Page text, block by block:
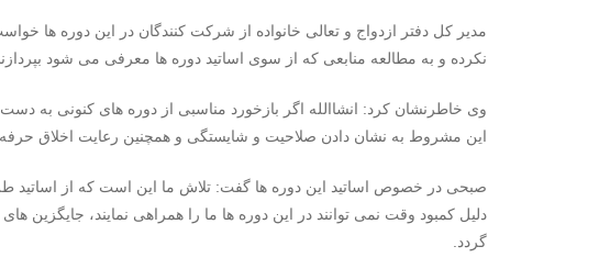
نکرده و به مطالعه منابعی که از سوی اساتید دوره ها معرفی می شود
وی خاطرنشان کرد: انشاالله اگر بازخورد مناسبی از دوره های کنونی به
این مشروط به نشان دادن صلاحیت و شایستگی و همچنین رعایت اخلاق
صبحی در خصوص اساتید این دوره ها گفت: تلاش ما این است که از اساتید
دلیل کمبود وقت نمی توانند در این دوره ها ما را همراهی نمایند، جایگزین
گردد.